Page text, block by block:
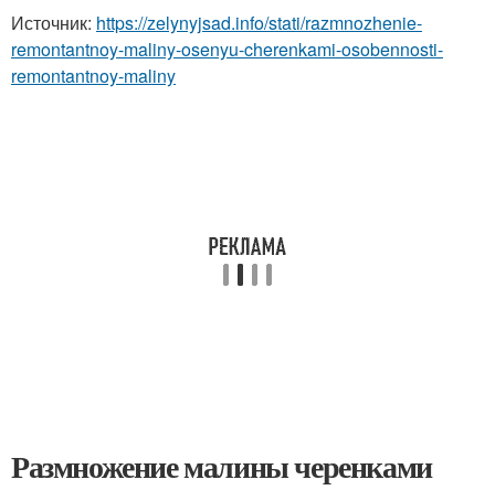
Источник: https://zelynyjsad.info/stati/razmnozhenie-
remontantnoy-maliny-osenyu-cherenkami-osobennosti-
remontantnoy-maliny
Размножение малины черенками